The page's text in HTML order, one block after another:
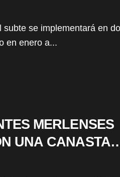
en enero a...
MERLENSES
UNA CANASTA
$3000